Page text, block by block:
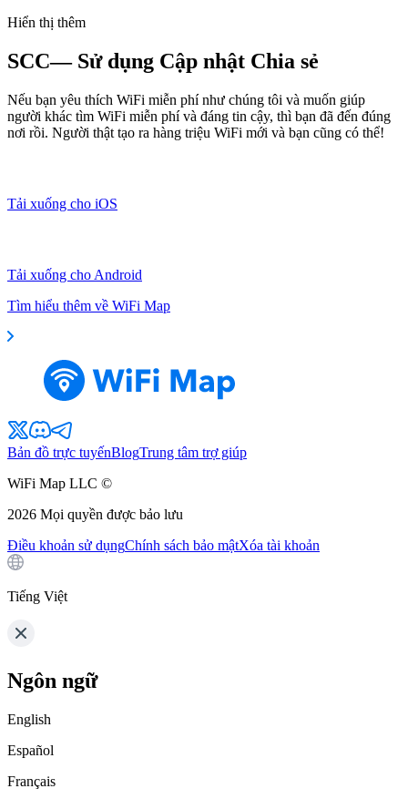
Hiển thị thêm
SCC— Sử dụng Cập nhật Chia sẻ
Nếu bạn yêu thích WiFi miễn phí như chúng tôi và muốn giúp
người khác tìm WiFi miễn phí và đáng tin cậy, thì bạn đã đến đúng
nơi rồi. Người thật tạo ra hàng triệu WiFi mới và bạn cũng có thể!
Tải xuống cho iOS
Tải xuống cho Android
Tìm hiểu thêm về WiFi Map
Bản đồ trực tuyếnBlogTrung tâm trợ giúp
WiFi Map LLC ©
2026 Mọi quyền được bảo lưu
Điều khoản sử dụngChính sách bảo mậtXóa tài khoản
Tiếng Việt
Ngôn ngữ
English
Español
Français